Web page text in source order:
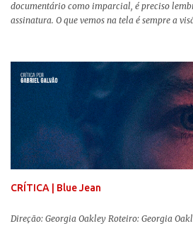
documentário como imparcial, é preciso
assinatura. O que vemos na tela é sempre a
sempre importante levarmos em conta quem
da obra. O cinema brasileiro é celeiro de
deles mundialmente reconhecidos. Pensando
estéticas de se fazer documentários,
gênero que, para mim, são indispensáveis: ▼
(1984) , de Eduardo Coutinho Em 1964,
Coutinho (Edifício Master) teve que
documentário sobre o assassinato do líder
CRÍTICA | Blue Jean
Direção: Georgia Oakley Roteiro: Georgia